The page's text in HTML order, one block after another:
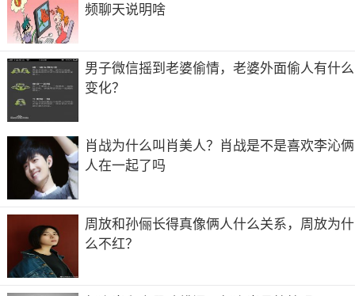
肖骁愿意做一个真实的人，但是，很多人觉得，他这样的举
动，有点奇葩。小小竟然认可这种的评价，要不奇葩，来
槽点，但他凭着自己的努力，获得了认可，他拿到了《奇葩
说》第四季的冠军。
他曾说，自己努力，是为了以后的少动脑子。虽然有人说逞
强很累，但是，现实告诉他不强会更累。很多人觉得我们就
是一个个平凡的人，就应该过平凡的生活。可怕的不是平凡
的生活，而是将平凡赋予价值。
肖骁反对这样做，因为他说，成功的人最谦虚，他们愿意将
成功归结为运气。但真要相信了他们说的，那就是入坑了。
肖骁就是这样一个真实且奇葩的人，你喜欢吗？
三、林皓洋也整了，但是一个“身份变换”的演员
频聊天说明啥
男子微信摇到老婆偷情，老婆外面偷人有什么
变化？
肖战为什么叫肖美人？肖战是不是喜欢李沁俩
人在一起了吗
周放和孙俪长得真像俩人什么关系，周放为什
么不红？